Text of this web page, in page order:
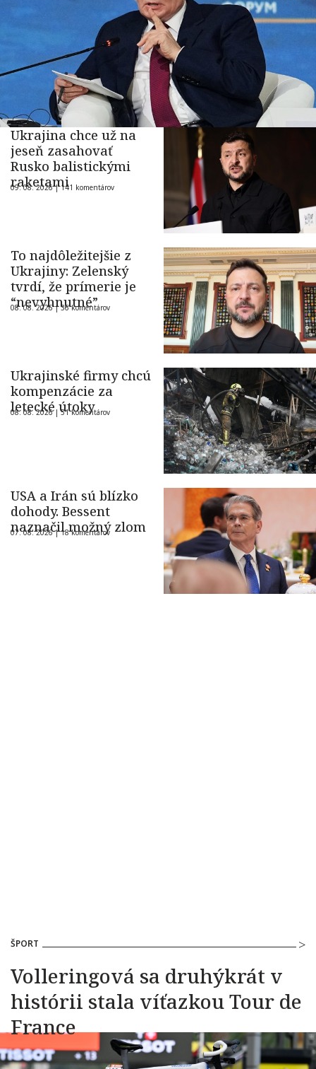
Ukrajina chce už na
jeseň zasahovať
Rusko balistickými
raketami
09. 08. 2026 |141 komentárov
To najdôležitejšie z
Ukrajiny: Zelenský
tvrdí, že prímerie je
“nevyhnutné”
08. 08. 2026 |36 komentárov
Ukrajinské firmy chcú
kompenzácie za
letecké útoky
08. 08. 2026 |51 komentárov
USA a Irán sú blízko
dohody. Bessent
naznačil možný zlom
07. 08. 2026 |18 komentárov
ŠPORT